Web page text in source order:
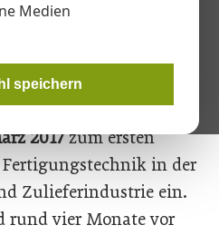
Medien
speichernfür Teile,
und Technologien, „Z“
2017zum ersten
in der
Zulieferindustrie ein.
rund vier Monate vor